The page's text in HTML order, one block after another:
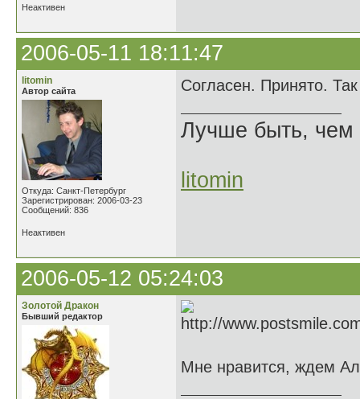
Неактивен
2006-05-11 18:11:47
litomin
Автор сайта
Откуда: Санкт-Петербург
Зарегистрирован: 2006-03-23
Сообщений: 836
Согласен. Принято.
Лучше быть, чем
litomin
Неактивен
2006-05-12 05:24:03
Золотой Дракон
Бывший редактор
Мне нравится, ждем